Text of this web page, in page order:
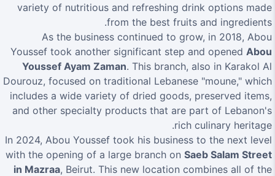
variety of nutritious and refreshing drink options made
from the best fruits and ingredients.
As the business continued to grow, in 2018, Abou
Youssef took another significant step and opened Abou
Youssef Ayam Zaman. This branch, also in Karakol Al
Dourouz, focused on traditional Lebanese "moune," which
includes a wide variety of dried goods, preserved items,
and other specialty products that are part of Lebanon's
rich culinary heritage.
In 2024, Abou Youssef took his business to the next level
with the opening of a large branch on Saeb Salam Street
in Mazraa, Beirut. This new location combines all of the